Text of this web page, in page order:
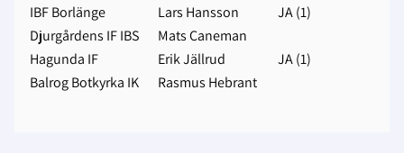
IBF Borlänge
Lars Hansson
JA (1)
Djurgårdens IF IBS
Mats Caneman
Hagunda IF
Erik Jällrud
JA (1)
Balrog Botkyrka IK
Rasmus Hebrant